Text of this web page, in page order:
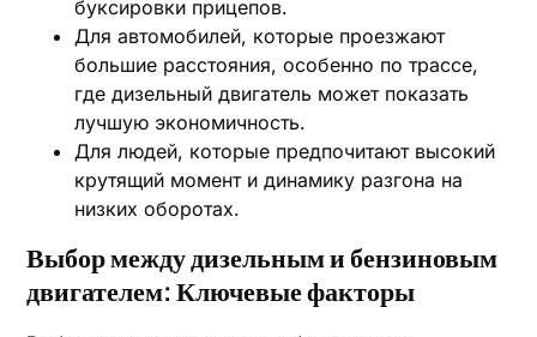
буксировки прицепов.
Для автомобилей, которые проезжают
большие расстояния, особенно по трассе,
где дизельный двигатель может показать
лучшую экономичность.
Для людей, которые предпочитают высокий
крутящий момент и динамику разгона на
низких оборотах.
Выбор между дизельным и бензиновым
двигателем: Ключевые факторы